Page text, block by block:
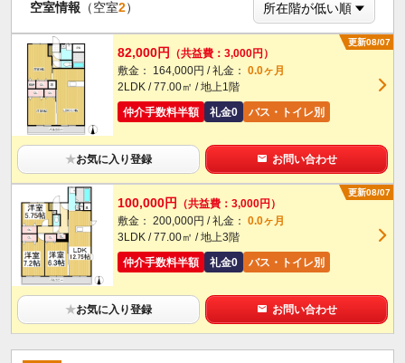
空室情報 （空室2）
更新08/07
82,000円
（共益費：3,000円）
敷金： 164,000円 / 礼金： 0.0ヶ月
2LDK / 77.00㎡ / 地上1階
仲介手数料半額
礼金0 バス・トイレ別
★お気に入り登録 お問い合わせ
更新08/07
100,000円
（共益費：3,000円）
敷金： 200,000円 / 礼金： 0.0ヶ月
3LDK / 77.00㎡ / 地上3階
仲介手数料半額
礼金0 バス・トイレ別
★お気に入り登録 お問い合わせ